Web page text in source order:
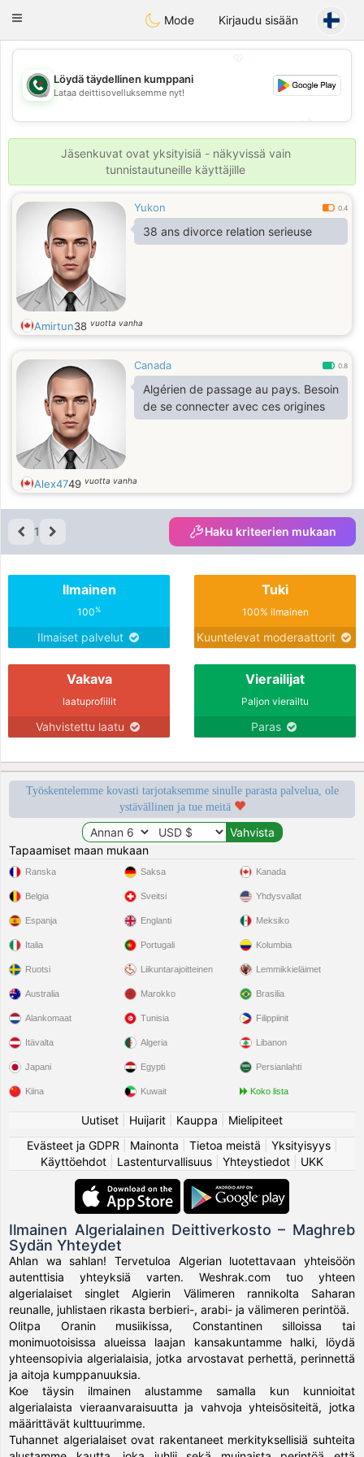
Weshrak
Toggle
Mode Kirjaudu sisään
💖
💕
💕
Löydä täydellinen kumppani
Lataa deittisovelluksemme nyt!
Jäsenkuvat ovat yksityisiä - näkyvissä vain
tunnistautuneille käyttäjille
Yukon 0.4
38 ans divorce relation serieuse
Amirtun38 vuotta vanha
Canada 0.8
Algérien de passage au pays. Besoin
de se connecter avec ces origines
Alex4749 vuotta vanha
1 Haku kriteerien mukaan
Ilmainen
100%
Ilmaiset palvelut
Tuki
100% ilmainen
Kuuntelevat moderaattorit
Vakava
laatuprofiilit
Vahvistettu laatu
Vierailijat
Paljon vierailtu
Paras
Työskentelemme kovasti tarjotaksemme sinulle parasta palvelua, ole
ystävällinen ja tue meitä
Tapaamiset maan mukaan
Ranska
Belgia
Espanja
Italia
Ruotsi
Saksa
Sveitsi
Englanti
Portugali
Liikuntarajoitteinen
Kanada
Yhdysvallat
Meksiko
Kolumbia
Lemmikkieläimet
Australia
Alankomaat
Itävalta
Japani
Kiina
Marokko
Tunisia
Algeria
Egypti
Kuwait
Brasilia
Filippiinit
Libanon
Persianlahti
Koko lista
Uutiset Huijarit Kauppa
Mielipiteet
Evästeet ja GDPR
Mainonta Tietoa meistä Yksityisyys|
Käyttöehdot
Lastenturvallisuus Yhteystiedot UKK
Ilmainen Algerialainen Deittiverkosto – Maghreb
Sydän Yhteydet
Ahlan wa sahlan! Tervetuloa Algerian luotettavaan yhteisöön
autenttisia yhteyksiä varten. Weshrak.com tuo yhteen
algerialaiset singlet Algierin Välimeren rannikolta Saharan
reunalle, juhlistaen rikasta berbieri-, arabi- ja välimeren perintöä.
Olitpa Oranin musiikissa, Constantinen silloissa tai
monimuotoisissa alueissa laajan kansakuntamme halki, löydä
yhteensopivia algerialaisia, jotka arvostavat perhettä, perinnettä
ja aitoja kumppanuuksia.
Koe täysin ilmainen alustamme samalla kun kunnioitat
algerialaista vieraanvaraisuutta ja vahvoja yhteisösiteitä, jotka
määrittävät kulttuurimme.
Tuhannet algerialaiset ovat rakentaneet merkityksellisiä suhteita